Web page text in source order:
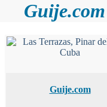
Guije.com
Guije.com